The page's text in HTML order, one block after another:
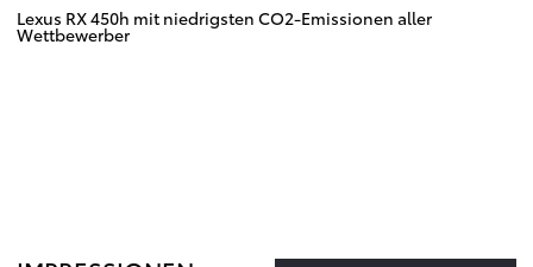
Lexus RX 450h mit niedrigsten CO2-Emissionen aller
Wettbewerber